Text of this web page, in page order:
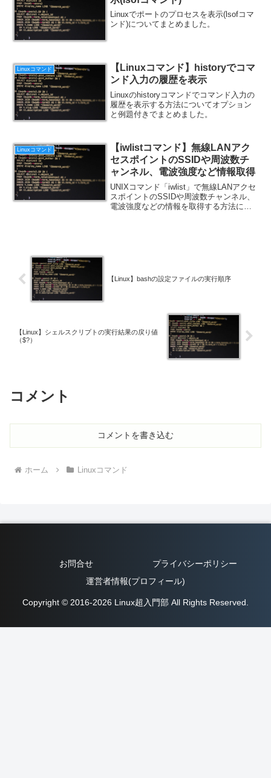
Linuxでポートのプロセスを表示(lsofコマ
ンド)についてまとめました。
Linuxコマンド
【Linuxコマンド】historyでコマ
ンド入力の履歴を表示
Linuxのhistoryコマンドでコマンド入力の
履歴を表示する方法についてオプション
と例題付きでまとめました。
Linuxコマンド
【iwlistコマンド】無線LANアク
セスポイントのSSIDや周波数チ
ャンネル、電波強度など情報取得
UNIXコマンド「iwlist」で無線LANアクセ
スポイントのSSIDや周波数チャンネル、
電波強度などの情報を取得する方法につ
【Linux】bashの設定ファイルの実行順序
【Linux】シェルスクリプトの実行結果の戻り値
（$?）
コメント
コメントを書き込む
ホーム Linuxコマンド
お問合せ
プライバシーポリシー
運営者情報(プロフィール)
Copyright © 2016-2026 Linux超入門部 All Rights Reserved.